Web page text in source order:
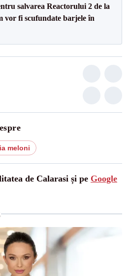
salvarea Reactorului 2 de la
vor fi scufundate barjele în
meloni
de Calarasi și pe Google